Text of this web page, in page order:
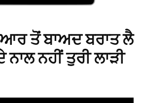
ਤੋਂ ਬਾਅਦ ਬਰਾਤ ਲੈ
ਨਹੀਂ ਤੁਰੀ ਲਾੜੀ